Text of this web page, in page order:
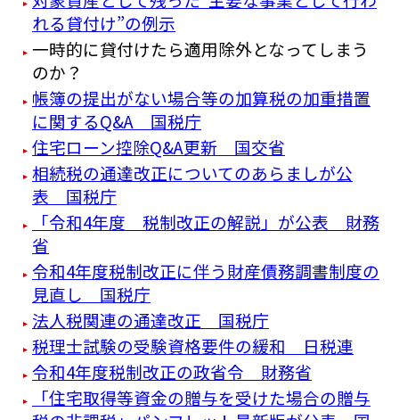
れる貸付け”の例示
一時的に貸付けたら適用除外となってしまう
のか？
帳簿の提出がない場合等の加算税の加重措置
に関するQ&A 国税庁
住宅ローン控除Q&A更新 国交省
相続税の通達改正についてのあらましが公
表 国税庁
「令和4年度 税制改正の解説」が公表 財務
省
令和4年度税制改正に伴う財産債務調書制度の
見直し 国税庁
法人税関連の通達改正 国税庁
税理士試験の受験資格要件の緩和 日税連
令和4年度税制改正の政省令 財務省
「住宅取得等資金の贈与を受けた場合の贈与